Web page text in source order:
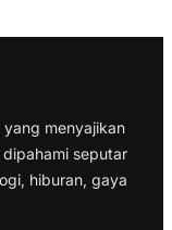
menyajikan
seputar
hiburan, gaya